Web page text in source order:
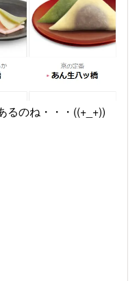
るのね・・・((+_+))